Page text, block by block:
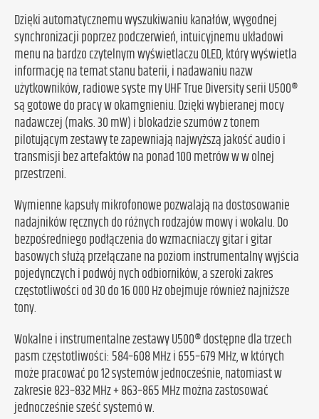
Dzięki automatycznemu wyszukiwaniu kanałów, wygodnej
synchronizacji poprzez podczerwień, intuicyjnemu układowi
menu na bardzo czytelnym wyświetlaczu OLED, który wyświetla
informację na temat stanu baterii, i nadawaniu nazw
użytkowników, radiowe syste my UHF True Diversity serii U500®
są gotowe do pracy w okamgnieniu. Dzięki wybieranej mocy
nadawczej (maks. 30 mW) i blokadzie szumów z tonem
pilotującym zestawy te zapewniają najwyższą jakość audio i
transmisji bez artefaktów na ponad 100 metrów w w olnej
przestrzeni.
Wymienne kapsuły mikrofonowe pozwalają na dostosowanie
nadajników ręcznych do różnych rodzajów mowy i wokalu. Do
bezpośredniego podłączenia do wzmacniaczy gitar i gitar
basowych służą przełączane na poziom instrumentalny wyjścia
pojedynczych i podwój nych odbiorników, a szeroki zakres
częstotliwości od 30 do 16 000 Hz obejmuje również najniższe
tony.
Wokalne i instrumentalne zestawy U500® dostępne dla trzech
pasm częstotliwości: 584–608 MHz i 655–679 MHz, w których
może pracować po 12 systemów jednocześnie, natomiast w
zakresie 823–832 MHz + 863–865 MHz można zastosować
jednocześnie sześć systemó w.